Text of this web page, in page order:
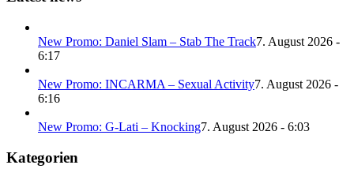
New Promo: Daniel Slam – Stab The Track7. August 2026 -
6:17
New Promo: INCARMA – Sexual Activity7. August 2026 -
6:16
New Promo: G-Lati – Knocking7. August 2026 - 6:03
Kategorien